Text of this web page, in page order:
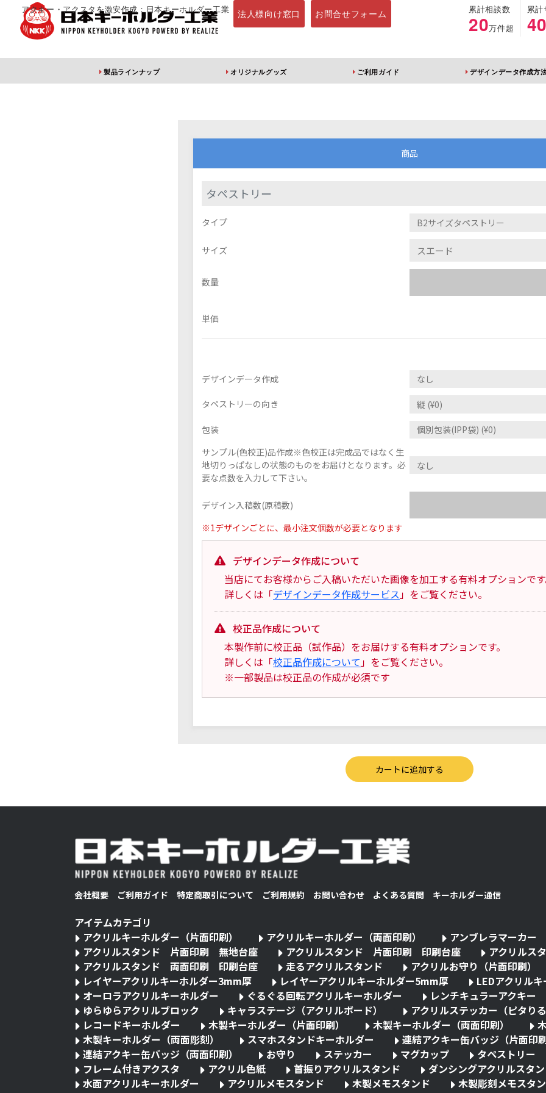
アクキー・アクスタを激安作成：日本キーホルダー工業 法人様向け窓口 お問合せフォーム 累計相談数
20万件超
累
製品ラインナップ オリジナルグッズ ご利用ガイド デザインデータ作成方
アクリルキーホルダー
アクリルスタンド 片
面印刷 無地台座
ふりふりキーホ
商品
タペストリー
タイプ
サイズ
数量
単価
デザインデータ作成
タペストリーの向き
包装
サンプル(色校正)品作成※色校正は完成品ではなく生
地切りっぱなしの状態のものをお届けとなります。必
要な点数を入力して下さい。
デザイン入稿数(原稿数)
※1デザインごとに、最小注文個数が必要となります
デザインデータ作成について
当店にてお客様からご入稿いただいた画像を加工する有料オプションで
詳しくは「デザインデータ作成サービス」をご覧ください。
校正品作成について
本製作前に校正品（試作品）をお届けする有料オプションです。
詳しくは「校正品作成について」をご覧ください。
※一部製品は校正品の作成が必須です
会社概要 ご利用ガイド 特定商取引について ご利用規約 お問い合わせ よくある質問 キーホルダー通信
アイテムカテゴリ
アクリルキーホルダー（片面印刷）
アクリルキーホルダー（両面印刷）
アンブレラマーカー
アクリルスタンド 片面印刷 無地台座
アクリルスタンド 片面印刷 印刷台座
アクリル
アクリルスタンド 両面印刷 印刷台座
走るアクリルスタンド
アクリルお守り（片面印刷）
レイヤーアクリルキーホルダー3mm厚
レイヤーアクリルキーホルダー5mm厚
LEDアクリル
オーロラアクリルキーホルダー
ぐるぐる回転アクリルキーホルダー
レンチキュラーアクキー
ゆらゆらアクリルブロック
キャラステージ（アクリルボード）
アクリルステッカー（ピタり
レコードキーホルダー
木製キーホルダー（片面印刷） 木製キーホルダー（両面印刷）
木製キーホルダー（両面彫刻）
スマホスタンドキーホルダー
連結アクキー缶バッジ（片面印
連結アクキー缶バッジ（両面印刷）
お守り ステッカー マグカップ
タペストリー
フレーム付きアクスタ
アクリル色紙 首振りアクリルスタンド
ダンシングアクリルスタ
水面アクリルキーホルダー
アクリルメモスタンド 木製メモスタンド
木製彫刻メモスタ